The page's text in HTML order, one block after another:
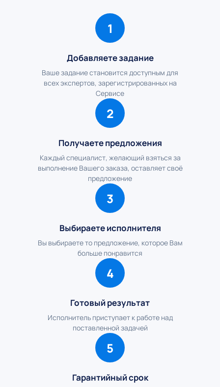
1
Добавляете задание
Ваше задание становится доступным для
всех экспертов, зарегистрированных на
Сервисе
2
Получаете предложения
Каждый специалист, желающий взяться за
выполнение Вашего заказа, оставляет своё
предложение
3
Выбираете исполнителя
Вы выбираете то предложение, которое Вам
больше понравится
4
Готовый результат
Исполнитель приступает к работе над
поставленной задачей
5
Гарантийный срок